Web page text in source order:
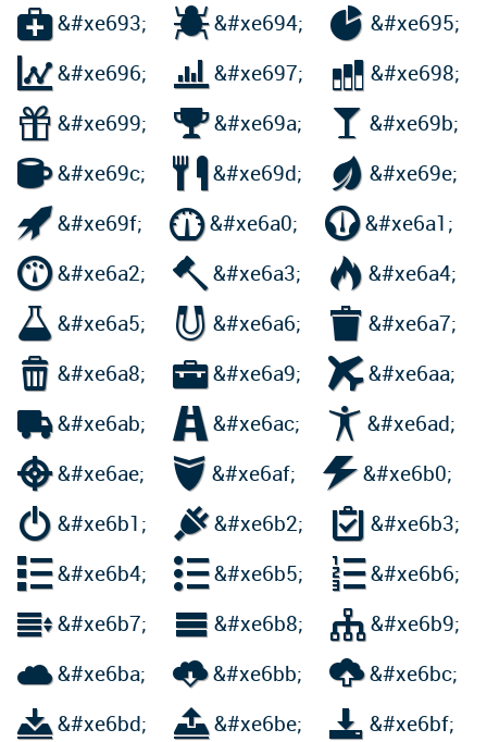
&#xe693; &#xe694;  &#xe695;
&#xe696;  &#xe697;  &#xe698;
 &#xe699; &#xe69a;  &#xe69b;
&#xe69c;  &#xe69d;  &#xe69e;
&#xe69f; &#xe6a0; &#xe6a1;
&#xe6a2;  &#xe6a3;  &#xe6a4;
 &#xe6a5;  &#xe6a6;  &#xe6a7;
 &#xe6a8; &#xe6a9; &#xe6aa;
&#xe6ab;  &#xe6ac;  &#xe6ad;
&#xe6ae;  &#xe6af; &#xe6b0;
 &#xe6b1; &#xe6b2;  &#xe6b3;
&#xe6b4; &#xe6b5; &#xe6b6;
&#xe6b7;  &#xe6b8; &#xe6b9;
&#xe6ba; &#xe6bb; &#xe6bc;
&#xe6bd; &#xe6be;  &#xe6bf;